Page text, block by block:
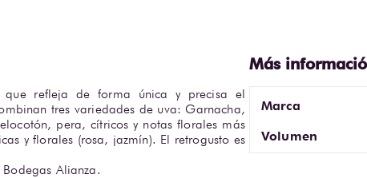
que refleja de forma única y precisa el
tres variedades de uva: Garnacha,
pera, cítricos y notas florales más
y florales (rosa, jazmín). El retrogusto es
Alianza.
Marca
Volumen